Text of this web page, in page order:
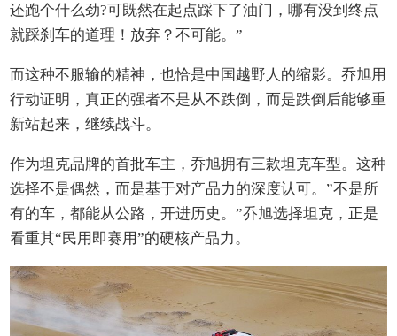
还跑个什么劲?可既然在起点踩下了油门，哪有没到终点
就踩刹车的道理！放弃？不可能。”
而这种不服输的精神，也恰是中国越野人的缩影。乔旭用
行动证明，真正的强者不是从不跌倒，而是跌倒后能够重
新站起来，继续战斗。
作为坦克品牌的首批车主，乔旭拥有三款坦克车型。这种
选择不是偶然，而是基于对产品力的深度认可。”不是所
有的车，都能从公路，开进历史。”乔旭选择坦克，正是
看重其“民用即赛用”的硬核产品力。